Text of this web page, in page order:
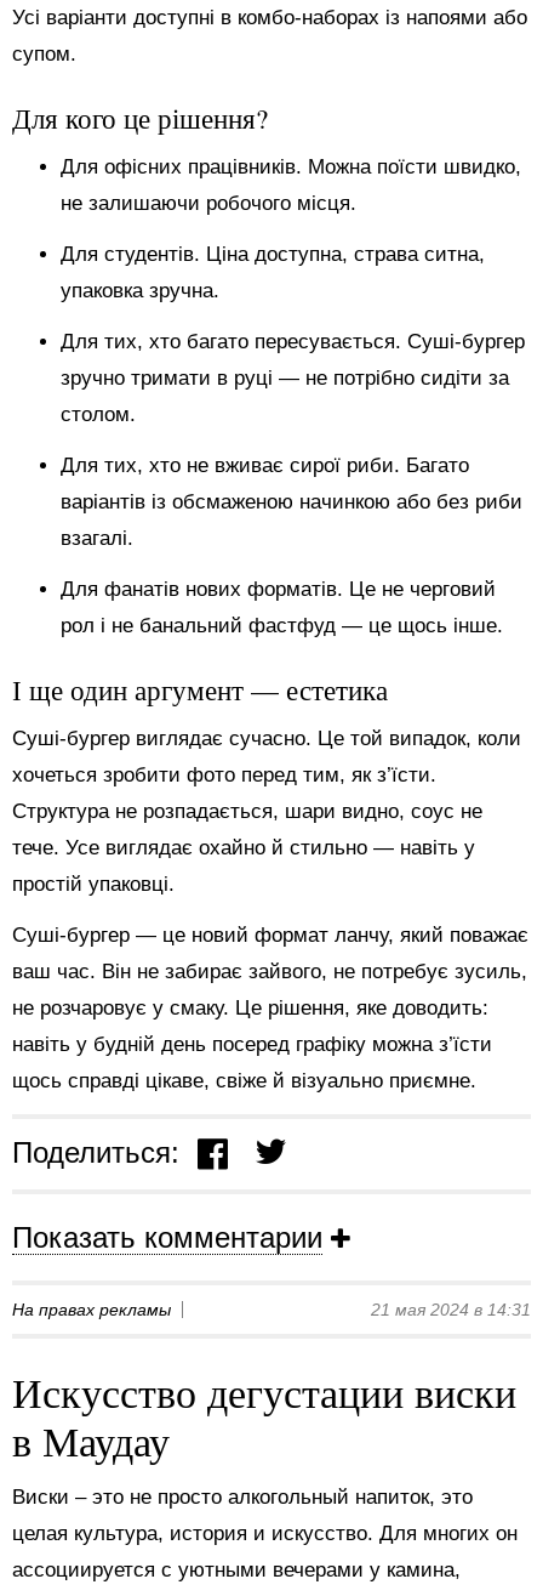
Усі варіанти доступні в комбо-наборах із напоями або
супом.
Для кого це рішення?
Для офісних працівників. Можна поїсти швидко,
не залишаючи робочого місця.
Для студентів. Ціна доступна, страва ситна,
упаковка зручна.
Для тих, хто багато пересувається. Суші-бургер
зручно тримати в руці — не потрібно сидіти за
столом.
Для тих, хто не вживає сирої риби. Багато
варіантів із обсмаженою начинкою або без риби
взагалі.
Для фанатів нових форматів. Це не черговий
рол і не банальний фастфуд — це щось інше.
І ще один аргумент — естетика
Суші-бургер виглядає сучасно. Це той випадок, коли
хочеться зробити фото перед тим, як з’їсти.
Структура не розпадається, шари видно, соус не
тече. Усе виглядає охайно й стильно — навіть у
простій упаковці.
Суші-бургер — це новий формат ланчу, який поважає
ваш час. Він не забирає зайвого, не потребує зусиль,
не розчаровує у смаку. Це рішення, яке доводить:
навіть у будній день посеред графіку можна з’їсти
щось справді цікаве, свіже й візуально приємне.
Поделиться:
Показать комментарии
На правах рекламы 21 мая 2024 в 14:31
Искусство дегустации виски
в Маудау
Виски – это не просто алкогольный напиток, это
целая культура, история и искусство. Для многих он
ассоциируется с уютными вечерами у камина,